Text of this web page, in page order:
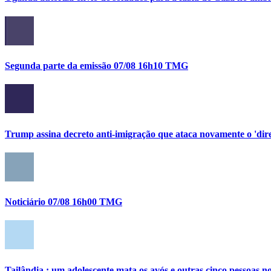
Segunda parte da emissão 07/08 16h10 TMG
Trump assina decreto anti-imigração que ataca novamente o
Noticiário 07/08 16h00 TMG